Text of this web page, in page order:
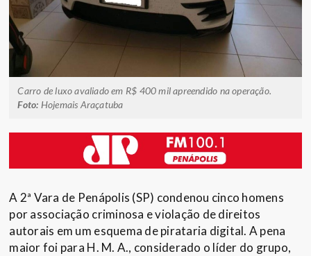
Carro de luxo avaliado em R$ 400 mil apreendido na operação.
Foto: Hojemais Araçatuba
A 2ª Vara de Penápolis (SP) condenou cinco homens
por associação criminosa e violação de direitos
autorais em um esquema de pirataria digital. A pena
maior foi para H. M. A., considerado o líder do grupo,